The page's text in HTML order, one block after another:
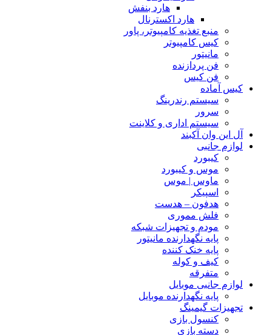
هارد بنفش
هارد اکسترنال
منبع تغذیه کامپیوتر، پاور
کیس کامپیوتر
مانیتور
فن پردازنده
فن کیس
کیس آماده
سیستم رندرینگ
سرور
سیستم‌ اداری و کلاینت
آل این وان آکبند
لوازم جانبی
کیبورد
موس و کیبورد
ماوس | موس
اسپیکر
هدفون – هدست
فلش مموری
مودم و تجهیزات شبکه
پایه نگهدارنده مانیتور
پایه خنک کننده
کیف و کوله
متفرقه
لوازم جانبی موبایل
پایه نگهدارنده موبایل
تجهیزات گیمینگ
کنسول بازی
دسته بازی